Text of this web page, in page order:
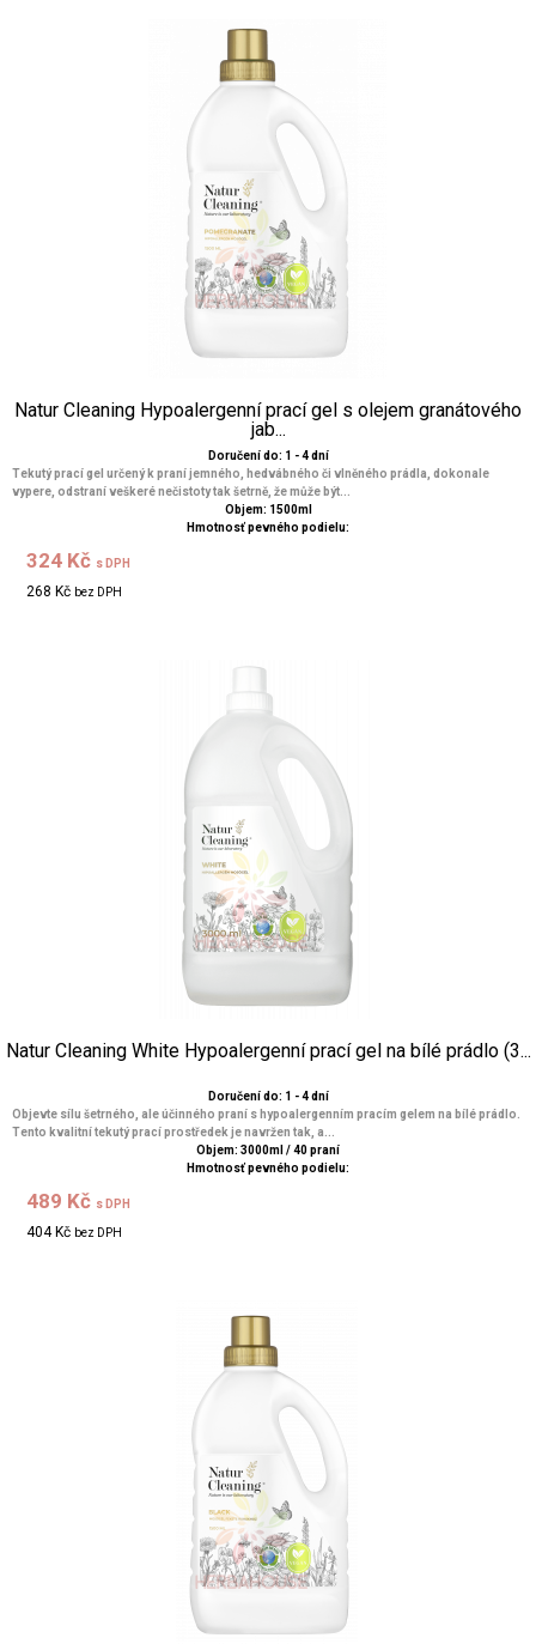
Natur Cleaning Hypoalergenní prací gel s olejem granátového
jab...
Doručení do: 1 - 4 dní
Tekutý prací gel určený k praní jemného, hedvábného či vlněného prádla, dokonale
vypere, odstraní veškeré nečistoty tak šetrně, že může být...
Objem: 1500ml
Hmotnosť pevného podielu:
324 Kč s DPH
268 Kč bez DPH
Natur Cleaning White Hypoalergenní prací gel na bílé prádlo (3...
Doručení do: 1 - 4 dní
Objevte sílu šetrného, ale účinného praní s hypoalergenním pracím gelem na bílé prádlo.
Tento kvalitní tekutý prací prostředek je navržen tak, a...
Objem: 3000ml / 40 praní
Hmotnosť pevného podielu:
489 Kč s DPH
404 Kč bez DPH